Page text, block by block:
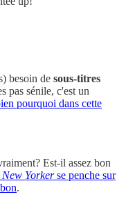
besoin de sous-titres
pas sénile, c'est un
pourquoi dans cette
Est-il assez bon
New Yorkerse penche sur
.